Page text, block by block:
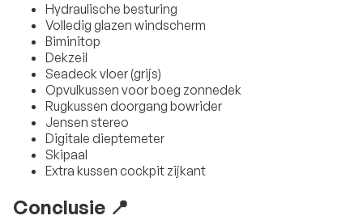
Hydraulische besturing
Volledig glazen windscherm
Biminitop
Dekzeil
Seadeck vloer (grijs)
Opvulkussen voor boeg zonnedek
Rugkussen doorgang bowrider
Jensen stereo
Digitale dieptemeter
Skipaal
Extra kussen cockpit zijkant
Conclusie 📍